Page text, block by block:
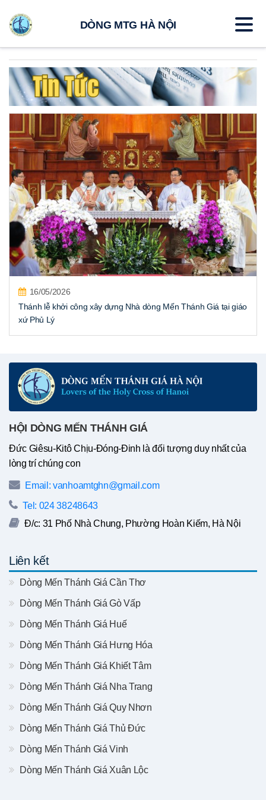
16/05/2026
Thánh lễ khởi công xây dựng Nhà dòng Mến Thánh Giá tại giáo
xứ Phủ Lý
HỘI DÒNG MẾN THÁNH GIÁ
Đức Giêsu-Kitô Chịu-Đóng-Đinh là đối tượng duy nhất của
lòng trí chúng con
Email: vanhoamtghn@gmail.com
Tel: 024 38248643
Đ/c: 31 Phố Nhà Chung, Phường Hoàn Kiếm, Hà Nội
Liên kết
Dòng Mến Thánh Giá Cần Thơ
Dòng Mến Thánh Giá Gò Vấp
Dòng Mến Thánh Giá Huế
Dòng Mến Thánh Giá Hưng Hóa
Dòng Mến Thánh Giá Khiết Tâm
Dòng Mến Thánh Giá Nha Trang
Dòng Mến Thánh Giá Quy Nhơn
Dòng Mến Thánh Giá Thủ Đức
Dòng Mến Thánh Giá Vinh
Dòng Mến Thánh Giá Xuân Lộc
DÒNG MTG HÀ NỘI